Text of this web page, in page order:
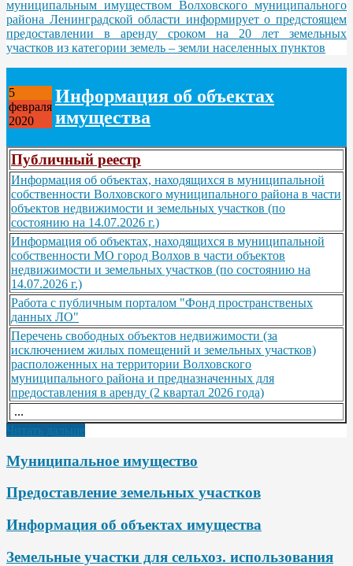
муниципальным имуществом Волховского муниципального
района Ленинградской области информирует о предстоящем
предоставлении в аренду сроком на 20 лет земельных
участков из категории земель – земли населенных пунктов
5
февраля
2020
Информация об объектах
имущества
Публичный реестр
Информация об объектах, находящихся в муниципальной
собственности Волховского муниципального района в части
объектов недвижимости и земельных участков (по
состоянию на 14.07.2026 г.)
Информация об объектах, находящихся в муниципальной
собственности МО город Волхов в части объектов
недвижимости и земельных участков (по состоянию на
14.07.2026 г.)
Работа с публичным порталом "Фонд пространственых
данных ЛО"
Перечень свободных объектов недвижимости (за
исключением жилых помещений и земельных участков)
расположенных на территории Волховского
муниципального района и предназначенных для
предоставления в аренду (2 квартал 2026 года)
...
Читать дальше
Муниципальное имущество
Предоставление земельных участков
Информация об объектах имущества
Земельные участки для сельхоз. использования